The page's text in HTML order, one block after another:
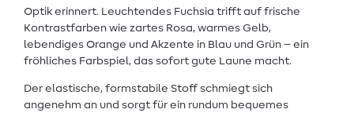
Optik erinnert. Leuchtendes Fuchsia trifft auf frische
Kontrastfarben wie zartes Rosa, warmes Gelb,
lebendiges Orange und Akzente in Blau und Grün – ein
fröhliches Farbspiel, das sofort gute Laune macht.
Der elastische, formstabile Stoff schmiegt sich
angenehm an und sorgt für ein rundum bequemes